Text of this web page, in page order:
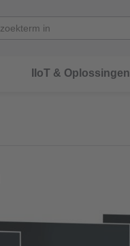
IIoT & Oplossingen